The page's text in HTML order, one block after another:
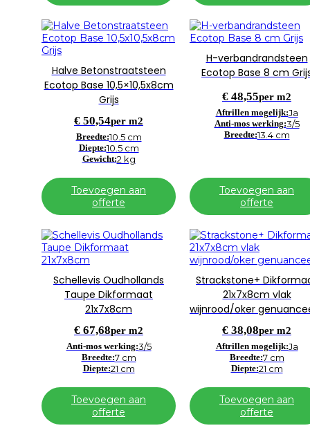
Halve Betonstraatsteen
Ecotop Base 10,5×10,5x8cm
Grijs
€ 50,54per m2
Breedte:10.5 cm
Diepte:10.5 cm
Gewicht:2 kg
Toevoegen aan
offerte
H-verbandrandsteen
Ecotop Base 8 cm
€ 48,55per m2
Aftrillen mogelijk:Ja
Anti-mos werking:3/5
Breedte:13.4 cm
Toevoegen aan
offerte
Schellevis Oudhollands
Taupe Dikformaat
21x7x8cm
€ 67,68per m2
Anti-mos werking:3/5
Breedte:7 cm
Diepte:21 cm
Toevoegen aan
offerte
Strackstone+
21x7x8cm vlak
wijnrood/oker
€ 38,08per m2
Aftrillen mogelijk:Ja
Breedte:7 cm
Diepte:21 cm
Toevoegen aan
offerte